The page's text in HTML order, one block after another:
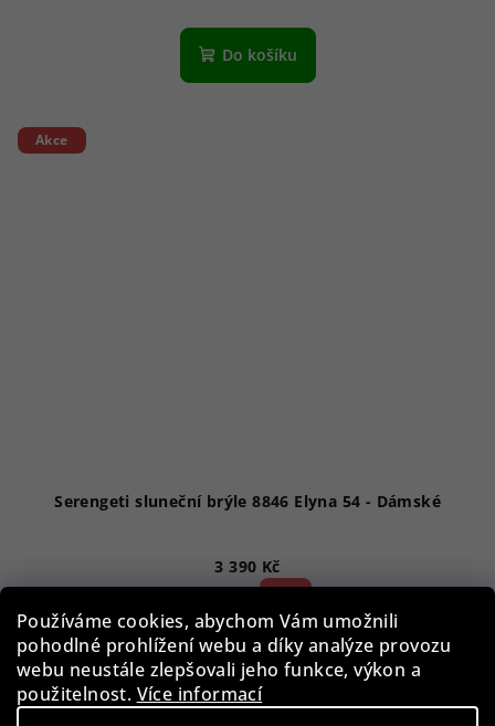
Používáme cookies, abychom Vám umožnili
pohodlné prohlížení webu a díky analýze provozu
webu neustále zlepšovali jeho funkce, výkon a
použitelnost. Více informací
Do košíku
Akce
Serengeti sluneční brýle 8846 Elyna 54 - Dámské
3 390 Kč
7 090 Kč
52 %)
Skladem
Do košíku